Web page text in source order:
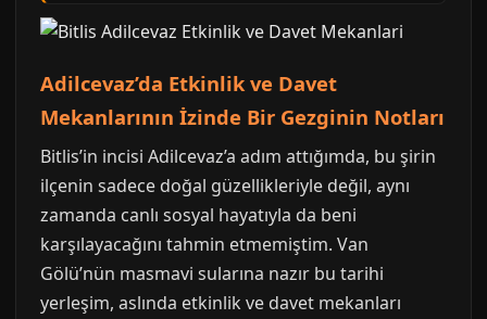
Adilcevaz’da Etkinlik ve Davet
Mekanlarının İzinde Bir Gezginin Notları
Bitlis’in incisi Adilcevaz’a adım attığımda, bu şirin
ilçenin sadece doğal güzellikleriyle değil, aynı
zamanda canlı sosyal hayatıyla da beni
karşılayacağını tahmin etmemiştim. Van
Gölü’nün masmavi sularına nazır bu tarihi
yerleşim, aslında etkinlik ve davet mekanları